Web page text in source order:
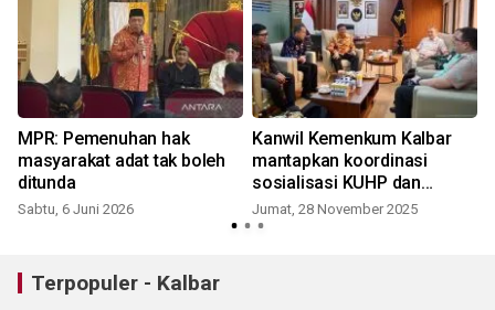
MPR: Pemenuhan hak
masyarakat adat tak boleh
ditunda
Sabtu, 6 Juni 2026
Kanwil Kemenkum Kalbar
mantapkan koordinasi
sosialisasi KUHP dan
Posbankumdes bersama
Wamenkum RI
Jumat, 28 November 2025
Terpopuler - Kalbar